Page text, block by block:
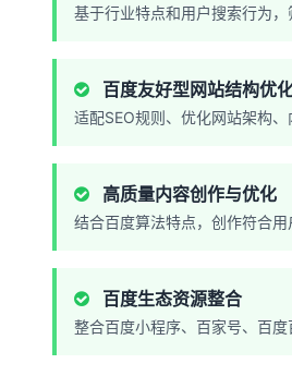
基于行业特点和用户搜索行为
百度友好型网站结构优
适配SEO规则、优化网站架构
高质量内容创作与优化
结合百度算法特点，创作符合
百度生态资源整合
整合百度小程序、百家号、百